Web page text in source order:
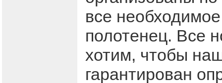
все
полотенец. Все
хотим, чтобы
гарантирован